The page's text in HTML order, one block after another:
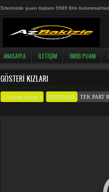
Sitemizde şuan toplam 5989 film
ANASAYFA İLETIŞIM İMDB PUANI
GÖSTERI KIZLARI
( Yüksek Kalite ) FRAGMAN TEK PART